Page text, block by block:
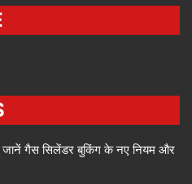
गैस सिलेंडर बुकिंग के नए नियम और